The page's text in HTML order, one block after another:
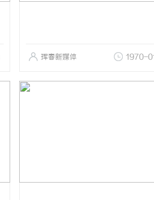
珲春新媒体 1970-